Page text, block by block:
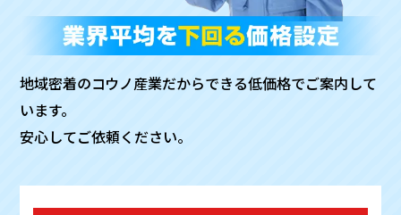
地域密着のコウノ産業だからできる低価格でご案内して
います。
安心してご依頼ください。